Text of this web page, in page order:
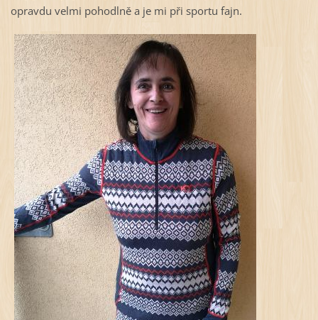
opravdu velmi pohodlně a je mi při sportu fajn.